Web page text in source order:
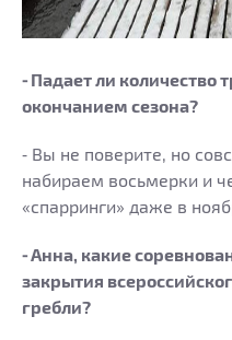
⁃ Падает ли количество
окончанием сезона?
⁃ Вы не поверите, но
набираем восьмерки и
«спарринги» даже в
⁃ Анна, какие
закрытия
гребли?